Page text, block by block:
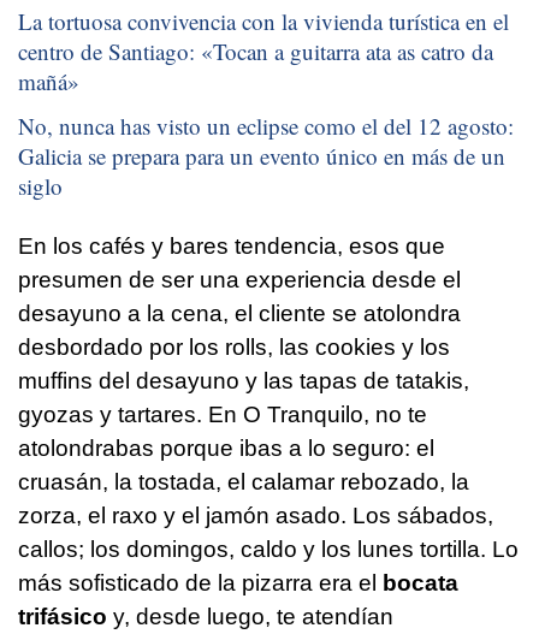
La tortuosa convivencia con la vivienda turística en el
centro de Santiago: «Tocan a guitarra ata as catro da
mañá»
No, nunca has visto un eclipse como el del 12 agosto:
Galicia se prepara para un evento único en más de un
siglo
En los cafés y bares tendencia, esos que
presumen de ser una experiencia desde el
desayuno a la cena, el cliente se atolondra
desbordado por los rolls, las cookies y los
muffins del desayuno y las tapas de tatakis,
gyozas y tartares. En O Tranquilo, no te
atolondrabas porque ibas a lo seguro: el
cruasán, la tostada, el calamar rebozado, la
zorza, el raxo y el jamón asado. Los sábados,
callos; los domingos, caldo y los lunes tortilla. Lo
más sofisticado de la pizarra era el
bocata
trifásico y, desde luego, te atendían